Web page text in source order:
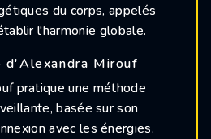
du corps, appelés
l'harmonie globale.
d'Alexandra Mirouf
pratique une méthode
basée sur son
avec les énergies.